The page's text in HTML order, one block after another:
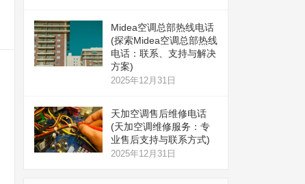
Midea空调总部热线电话
(探索Midea空调总部热线
电话：联系、支持与解决
方案)
2025年12月31日
天加空调售后维修电话
(天加空调维修服务：专
业售后支持与联系方式)
2025年12月31日